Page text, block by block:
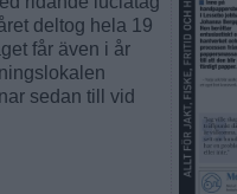
deltog hela 19
får även i år
sedan till vid